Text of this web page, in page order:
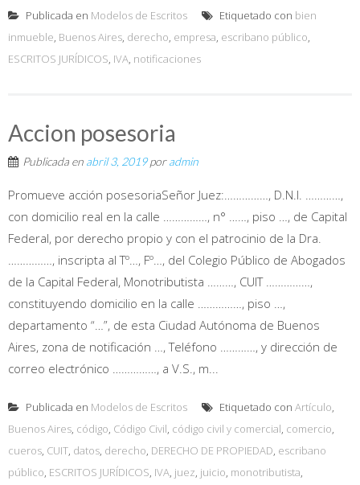
Publicada en Modelos de Escritos Etiquetado con bien
inmueble, Buenos Aires, derecho, empresa, escribano público,
ESCRITOS JURÍDICOS, IVA, notificaciones
Accion posesoria
Publicada en abril 3, 2019poradmin
Promueve acción posesoriaSeñor Juez:……………, D.N.I. …………,
con domicilio real en la calle ……………, n° ……, piso …, de Capital
Federal, por derecho propio y con el patrocinio de la Dra.
……………, inscripta al Tº…, Fº…, del Colegio Público de Abogados
de la Capital Federal, Monotributista ………, CUIT ……………,
constituyendo domicilio en la calle ……………, piso …,
departamento “…”, de esta Ciudad Autónoma de Buenos
Aires, zona de notificación …, Teléfono …………, y dirección de
correo electrónico ……………, a V.S., m...
Publicada en Modelos de Escritos Etiquetado con Artículo,
Buenos Aires, código, Código Civil, código civil y comercial, comercio,
cueros, CUIT, datos, derecho, DERECHO DE PROPIEDAD, escribano
público, ESCRITOS JURÍDICOS, IVA, juez, juicio, monotributista,